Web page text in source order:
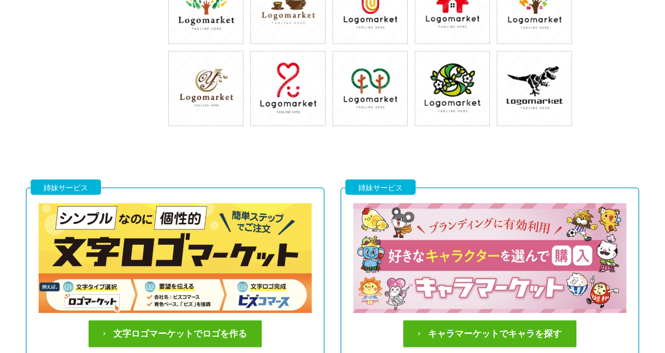
79,800円
(税込87,780円)
79,800円
(税込87,780円)
79,800円
(税込87,780円)
79,800円
(税込87,780円)
79,800円
(税込87,780円)
姉妹サービス
文字ロゴマーケットでロゴを作る
姉妹サービス
キャラマーケットでキャラを探す